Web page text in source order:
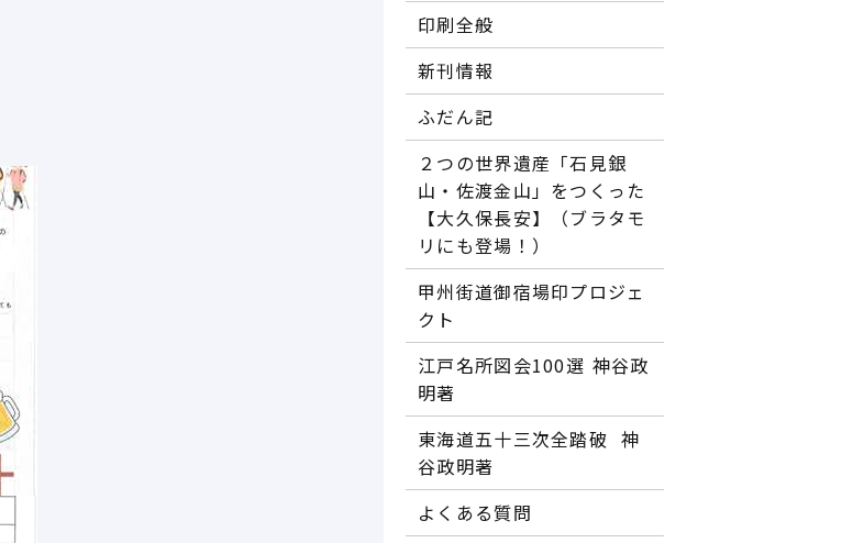
印刷全般
新刊情報
ふだん記
２つの世界遺産「石見銀
山・佐渡金山」をつくった
【大久保長安】（ブラタモ
リにも登場！）
甲州街道御宿場印プロジェ
クト
江戸名所図会100選―― 神谷政
明著
東海道五十三次全踏破 ―― 神
谷政明著
よくある質問